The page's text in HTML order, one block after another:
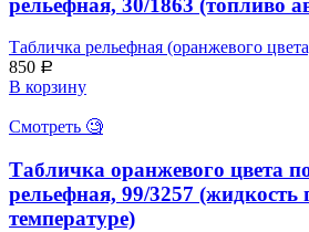
Табличка рельефная (оранжевого
850 Р
В корзину
Смотреть 🧐
Табличка оранжевого цвета
рельефная, 99/3257
температуре)